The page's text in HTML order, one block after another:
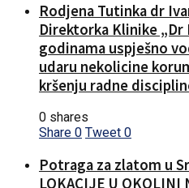
Rodjena Tutinka dr
Direktorka Klinike „Dr
godinama uspješno
udaru nekolicine
kršenju radne
0 shares
Share 0 Tweet 0
Potraga za zlatom u
LOKACIJE U OKOLINI